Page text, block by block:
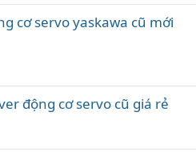
cơ servo yaskawa cũ mới
động cơ servo cũ giá rẻ